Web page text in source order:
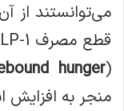
می‌توانستند از
قطع مصرف GLP-1، بیماران اغلب “
(
hunger
منجر به افزایش